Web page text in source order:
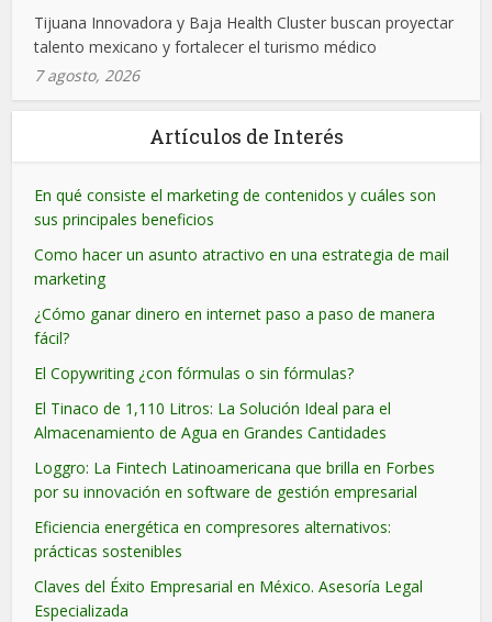
Tijuana Innovadora y Baja Health Cluster buscan proyectar
talento mexicano y fortalecer el turismo médico
7 agosto, 2026
Artículos de Interés
En qué consiste el marketing de contenidos y cuáles son
sus principales beneficios
Como hacer un asunto atractivo en una estrategia de mail
marketing
¿Cómo ganar dinero en internet paso a paso de manera
fácil?
El Copywriting ¿con fórmulas o sin fórmulas?
El Tinaco de 1,110 Litros: La Solución Ideal para el
Almacenamiento de Agua en Grandes Cantidades
Loggro: La Fintech Latinoamericana que brilla en Forbes
por su innovación en software de gestión empresarial
Eficiencia energética en compresores alternativos:
prácticas sostenibles
Claves del Éxito Empresarial en México. Asesoría Legal
Especializada